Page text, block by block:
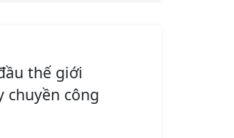
thế giới
chuyền công